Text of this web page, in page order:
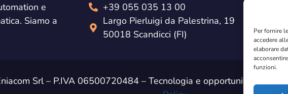
Per fornire
accedere
elaborare
funzioni.
e
Siamo a
+39 055 035 13 00
Largo Pierluigi da Palestrina, 19
50018 Scandicci (FI)
Srl – P.IVA 06500720484 – Tecnologia e opportunità per il